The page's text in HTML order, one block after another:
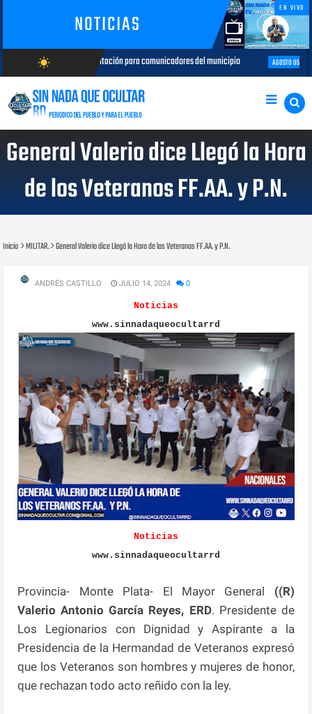
NOTICIAS
EN VIVO
wb_sunny
AGOSTO/7/2026
de capacitación para comunicadores del municipio AGOSTO 05, 2026
General Valerio dice Llegó la Hora
de los Veteranos FF.AA. y P.N.
Inicio MILITAR. General Valerio dice Llegó la Hora de los Veteranos FF.AA. y P.N.
ANDRÉS CASTILLO JULIO 14, 2024 0
Noticias
www.sinnadaqueocultarrd
Noticias
www.sinnadaqueocultarrd
Provincia- Monte Plata- El Mayor General ((R)
Valerio Antonio García Reyes, ERD. Presidente de
Los Legionarios con Dignidad y Aspirante a la
Presidencia de la Hermandad de Veteranos expresó
que los Veteranos son hombres y mujeres de honor,
que rechazan todo acto reñido con la ley.